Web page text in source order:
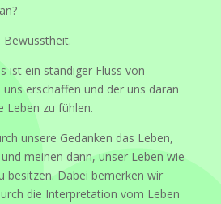
Bewusstheit.
ist ein ständiger Fluss von
erschaffen und der uns daran
Leben zu fühlen.
unsere Gedanken das Leben,
meinen dann, unser Leben wie
besitzen. Dabei bemerken wir
die Interpretation vom Leben